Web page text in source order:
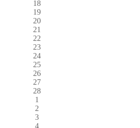
18
19
20
21
22
23
24
25
26
27
28
1
2
3
4